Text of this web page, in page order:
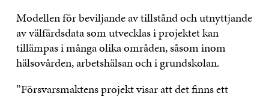
Modellen för beviljande av tillstånd och utnyttjande
av välfärdsdata som utvecklas i projektet kan
tillämpas i många olika områden, såsom inom
hälsovården, arbetshälsan och i grundskolan.
”Försvarsmaktens projekt visar att det finns ett